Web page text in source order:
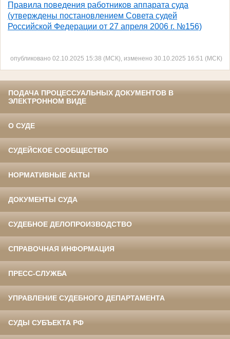
Правила поведения работников аппарата суда
(утверждены постановлением Совета судей
Российской Федерации от 27 апреля 2006 г. №156)
опубликовано 02.10.2025 15:38 (МСК), изменено 30.10.2025 16:51 (МСК)
ПОДАЧА ПРОЦЕССУАЛЬНЫХ ДОКУМЕНТОВ В
ЭЛЕКТРОННОМ ВИДЕ
О СУДЕ
СУДЕЙСКОЕ СООБЩЕСТВО
НОРМАТИВНЫЕ АКТЫ
ДОКУМЕНТЫ СУДА
СУДЕБНОЕ ДЕЛОПРОИЗВОДСТВО
СПРАВОЧНАЯ ИНФОРМАЦИЯ
ПРЕСС-СЛУЖБА
УПРАВЛЕНИЕ СУДЕБНОГО ДЕПАРТАМЕНТА
СУДЫ СУБЪЕКТА РФ